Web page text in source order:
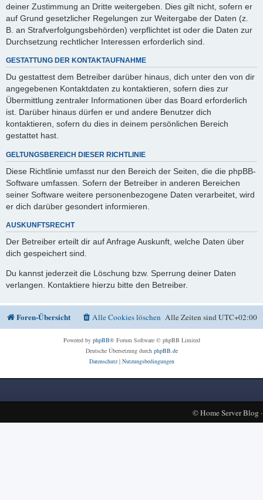
deiner Zustimmung an Dritte weitergeben. Dies gilt nicht, sofern er
auf Grund gesetzlicher Regelungen zur Weitergabe der Daten (z.
B. an Strafverfolgungsbehörden) verpflichtet ist oder die Daten zur
Durchsetzung rechtlicher Interessen erforderlich sind.
GESTATTUNG DER KONTAKTAUFNAHME
Du gestattest dem Betreiber darüber hinaus, dich unter den von dir
angegebenen Kontaktdaten zu kontaktieren, sofern dies zur
Übermittlung zentraler Informationen über das Board erforderlich
ist. Darüber hinaus dürfen er und andere Benutzer dich
kontaktieren, sofern du dies in deinem persönlichen Bereich
gestattet hast.
GELTUNGSBEREICH DIESER RICHTLINIE
Diese Richtlinie umfasst nur den Bereich der Seiten, die die phpBB-
Software umfassen. Sofern der Betreiber in anderen Bereichen
seiner Software weitere personenbezogene Daten verarbeitet, wird
er dich darüber gesondert informieren.
AUSKUNFTSRECHT
Der Betreiber erteilt dir auf Anfrage Auskunft, welche Daten über
dich gespeichert sind.
Du kannst jederzeit die Löschung bzw. Sperrung deiner Daten
verlangen. Kontaktiere hierzu bitte den Betreiber.
Foren-Übersicht Alle Zeiten sindUTC+02:00
Alle Cookies löschen
Powered by phpBB® Forum Software © phpBB Limited
Deutsche Übersetzung durch phpBB.de
Datenschutz| Nutzungsbedingungen
©Home Server Blog